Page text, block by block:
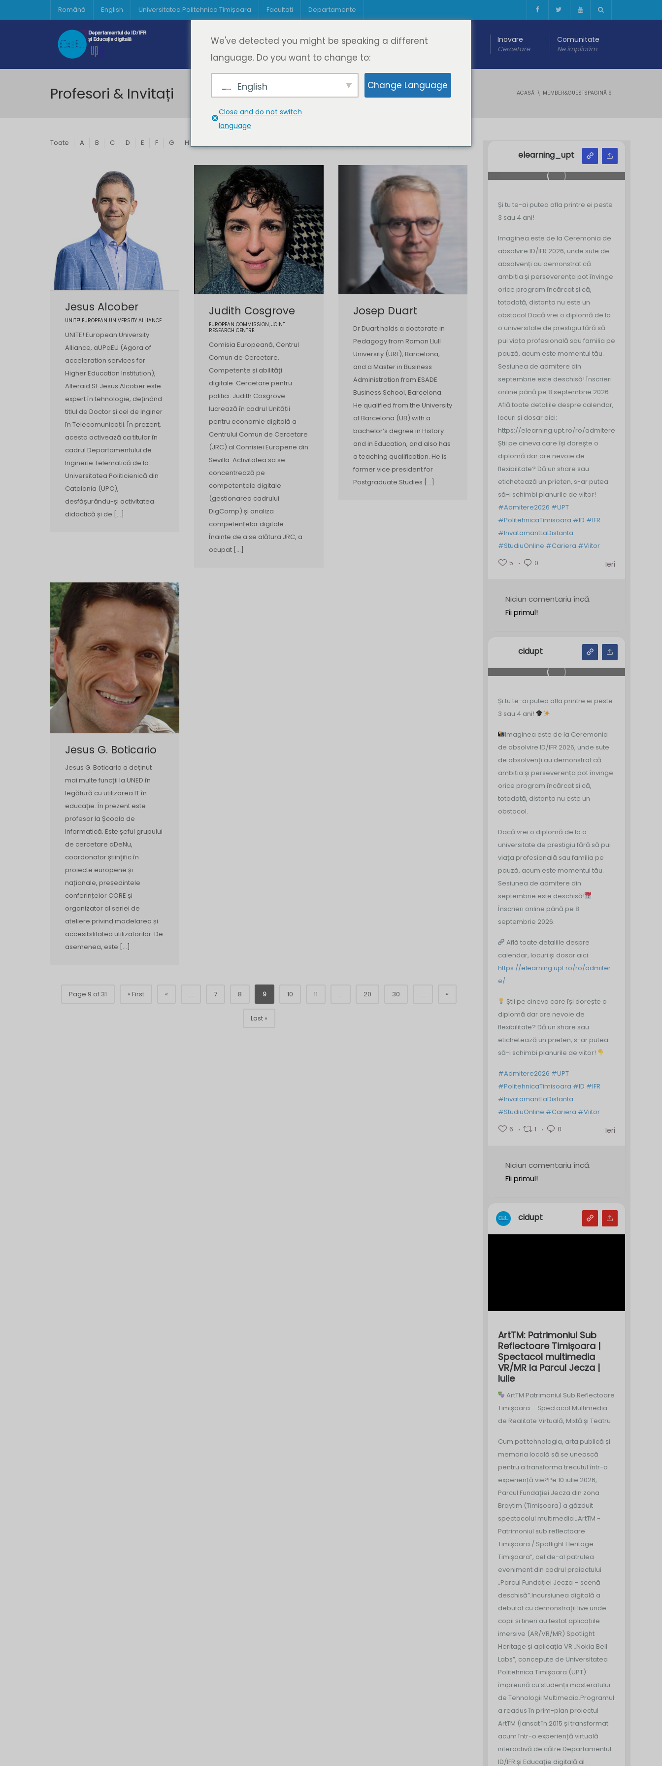
Română English Universitatea Politehnica Timișoara Facultati Departamente
Acasă Despre DeL
Cine suntem
Educație
Oferta de cursuri
Educație digitală Inovare
Cercetare
Comunitate
Ne implicăm
Profesori & Invitați ACASĂ MEMBER&GUESTSPAGINĂ 9
Toate A B C D E F G H
Jesus Alcober
UNITE! EUROPEAN UNIVERSITY ALLIANCE
UNITE! European University
Alliance, aUPaEU (Agora of
acceleration services for
Higher Education Institution),
Alteraid SL Jesus Alcober este
expert în tehnologie, deținând
titlul de Doctor și cel de Inginer
în Telecomunicații. În prezent,
acesta activează ca titular în
cadrul Departamentului de
Inginerie Telematică de la
Universitatea Politicienică din
Catalonia (UPC),
desfășurându-și activitatea
didactică și de […]
Judith Cosgrove
EUROPEAN COMMISSION, JOINT
RESEARCH CENTRE.
Comisia Europeană, Centrul
Comun de Cercetare.
Competențe și abilități
digitale. Cercetare pentru
politici. Judith Cosgrove
lucrează în cadrul Unității
pentru economie digitală a
Centrului Comun de Cercetare
(JRC) al Comisiei Europene din
Sevilla. Activitatea sa se
concentrează pe
competențele digitale
(gestionarea cadrului
DigComp) și analiza
competențelor digitale.
Înainte de a se alătura JRC, a
ocupat […]
Josep Duart
Dr Duart holds a doctorate in
Pedagogy from Ramon Llull
University (URL), Barcelona,
and a Master in Business
Administration from ESADE
Business School, Barcelona.
He qualified from the University
of Barcelona (UB) with a
bachelor’s degree in History
and in Education, and also has
a teaching qualification. He is
former vice president for
Postgraduate Studies […]
Jesus G. Boticario
Jesus G. Boticario a deținut
mai multe funcții la UNED în
legătură cu utilizarea IT în
educație. În prezent este
profesor la Școala de
Informatică. Este șeful grupului
de cercetare aDeNu,
coordonator științific în
proiecte europene și
naționale, președintele
conferințelor CORE și
organizator al seriei de
ateliere privind modelarea și
accesibilitatea utilizatorilor. De
asemenea, este […]
Page 9 of 31 « First « ... 7 8 9 10 11 ... 20 30 ... »
Last »
elearning_upt
Și tu te-ai putea afla printre ei peste
3 sau 4 ani!
Imaginea este de la Ceremonia de
absolvire ID/IFR 2026, unde sute de
absolvenți au demonstrat că
ambiția și perseverența pot învinge
orice program încărcat și că,
totodată, distanța nu este un
obstacol.Dacă vrei o diplomă de la
o universitate de prestigiu fără să
pui viața profesională sau familia pe
pauză, acum este momentul tău.
Sesiunea de admitere din
septembrie este deschisă! Înscrieri
online până pe 8 septembrie 2026.
Află toate detaliile despre calendar,
locuri și dosar aici:
https://elearning.upt.ro/ro/admitere/
Știi pe cineva care își dorește o
diplomă dar are nevoie de
flexibilitate? Dă un share sau
etichetează un prieten, s-ar putea
să-i schimbi planurile de viitor!
#Admitere2026 #UPT
#PolitehnicaTimisoara #ID #IFR
#InvatamantLaDistanta
#StudiuOnline #Cariera #Viitor
5
0 Ieri
Niciun comentariu încă.
Fii primul!
cidupt
Și tu te-ai putea afla printre ei peste
3 sau 4 ani!
Imaginea este de la Ceremonia
de absolvire ID/IFR 2026, unde sute
de absolvenți au demonstrat că
ambiția și perseverența pot învinge
orice program încărcat și că,
totodată, distanța nu este un
obstacol.
Dacă vrei o diplomă de la o
universitate de prestigiu fără să pui
viața profesională sau familia pe
pauză, acum este momentul tău.
Sesiunea de admitere din
septembrie este deschisă!
Înscrieri online până pe 8
septembrie 2026.
Află toate detaliile despre
calendar, locuri și dosar aici:
https://elearning.upt.ro/ro/admiter
e/
Știi pe cineva care își dorește o
diplomă dar are nevoie de
flexibilitate? Dă un share sau
etichetează un prieten, s-ar putea
să-i schimbi planurile de viitor!
#Admitere2026 #UPT
#PolitehnicaTimisoara #ID #IFR
#InvatamantLaDistanta
#StudiuOnline #Cariera #Viitor
6
1 0 Ieri
Niciun comentariu încă.
Fii primul!
cidupt
ArtTM: Patrimoniul Sub
Reflectoare Timișoara |
Spectacol multimedia
VR/MR la Parcul Jecza |
Iulie
ArtTM Patrimoniul Sub Reflectoare
Timișoara – Spectacol Multimedia
de Realitate Virtuală, Mixtă și Teatru
Cum pot tehnologia, arta publică și
memoria locală să se unească
pentru a transforma trecutul într-o
experiență vie?Pe 10 iulie 2026,
Parcul Fundației Jecza din zona
Braytim (Timișoara) a găzduit
spectacolul multimedia „ArtTM -
Patrimoniul sub reflectoare
Timișoara / Spotlight Heritage
Timișoara”, cel de-al patrulea
eveniment din cadrul proiectului
„Parcul Fundației Jecza – scenă
deschisă”.Incursiunea digitală a
debutat cu demonstrații live unde
copii și tineri au testat aplicațiile
imersive (AR/VR/MR) Spotlight
Heritage și aplicația VR „Nokia Bell
Labs”, concepute de Universitatea
Politehnica Timișoara (UPT)
împreună cu studenții masteratului
de Tehnologii Multimedia.Programul
a readus în prim-plan proiectul
ArtTM (lansat în 2015 și transformat
acum într-o experiență virtuală
interactivă de către Departamentul
ID/IFR și Educație digitală al
We've detected you might be speaking a different
language. Do you want to change to:
English Change Language
Close and do not switch
language